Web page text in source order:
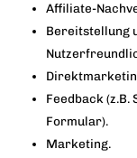
Affiliate-
Bereitstellung
Feedback (z.B.
Formular).
Marketing.